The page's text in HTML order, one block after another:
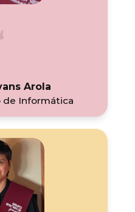
Arola
de Informática